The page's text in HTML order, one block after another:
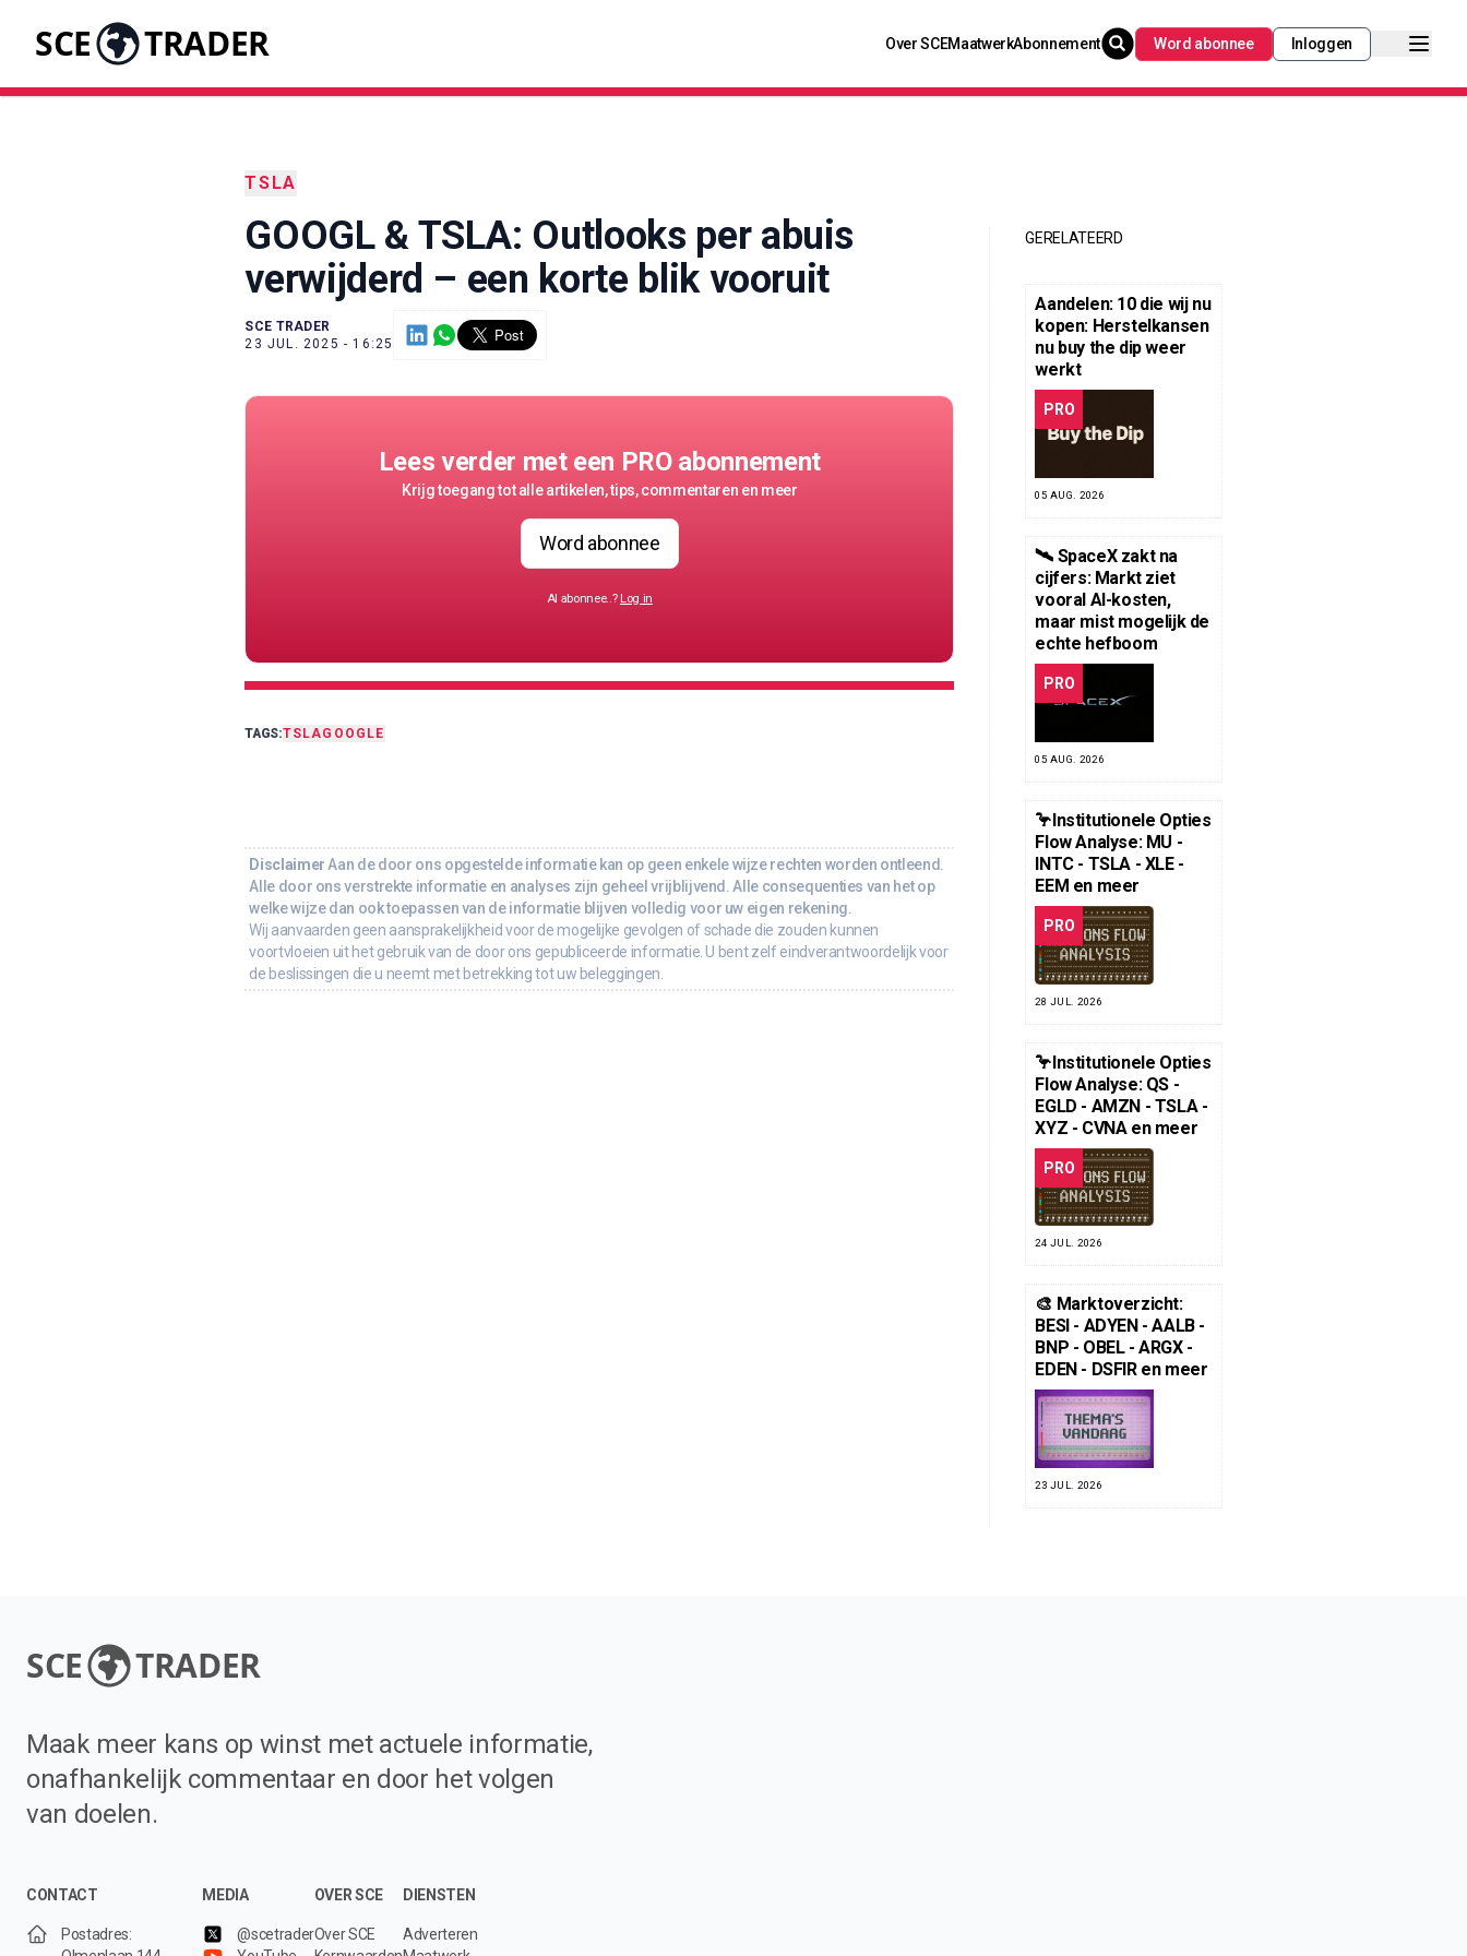
SCE TRADER Over SCEMaatwerkAbonnement Word abonnee Inloggen
TSLA
GOOGL & TSLA: Outlooks per abuis
verwijderd – een korte blik vooruit
SCE TRADER
23 JUL. 2025 - 16:25
Lees verder met een PRO abonnement
Krijg toegang tot alle artikelen, tips, commentaren en meer
Word abonnee
Al abonnee..? Log in
TAGS:TSLAGOOGLE
Disclaimer Aan de door ons opgestelde informatie kan op geen enkele wijze rechten worden ontleend.
Alle door ons verstrekte informatie en analyses zijn geheel vrijblijvend. Alle consequenties van het op
welke wijze dan ook toepassen van de informatie blijven volledig voor uw eigen rekening.
Wij aanvaarden geen aansprakelijkheid voor de mogelijke gevolgen of schade die zouden kunnen
voortvloeien uit het gebruik van de door ons gepubliceerde informatie. U bent zelf eindverantwoordelijk voor
de beslissingen die u neemt met betrekking tot uw beleggingen.
GERELATEERD
Aandelen: 10 die wij nu
kopen: Herstelkansen
nu buy the dip weer
werkt
PRO
05 AUG. 2026
🛰️ SpaceX zakt na
cijfers: Markt ziet
vooral AI-kosten,
maar mist mogelijk de
echte hefboom
PRO
05 AUG. 2026
🦩Institutionele Opties
Flow Analyse: MU -
INTC - TSLA - XLE -
EEM en meer
PRO
28 JUL. 2026
🦩Institutionele Opties
Flow Analyse: QS -
EGLD - AMZN - TSLA -
XYZ - CVNA en meer
PRO
24 JUL. 2026
🎨 Marktoverzicht:
BESI - ADYEN - AALB -
BNP - OBEL - ARGX -
EDEN - DSFIR en meer
23 JUL. 2026
SCE TRADER
Maak meer kans op winst met actuele informatie,
onafhankelijk commentaar en door het volgen
van doelen.
CONTACT
Postadres:
MEDIA
@scetrader
OVER SCE
Over SCE
DIENSTEN
Adverteren